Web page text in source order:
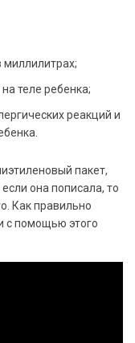
теле ребенка;
реакций и
пакет,
она пописала, то
Как правильно
с помощью этого